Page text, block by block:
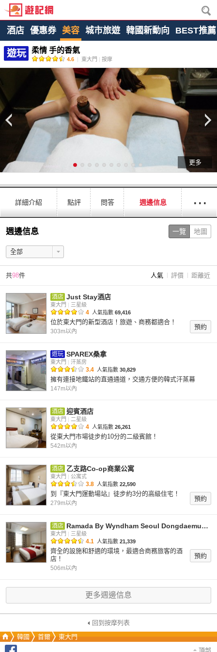
酒店 優惠券 美容 城市旅遊 韓國新動向 BEST推薦
遊玩 柔情 手的香氣
4.6 | 東大門 | 按摩
更多
詳細介紹 點評 問答 週邊信息 ···
週邊信息 一覽 地圖
共98件 人氣 評價 距離近
酒店 Just Stay酒店
東大門 | 三星級
4 人氣指數 69,416
位於東大門的新型酒店！旅遊、商務都適合！
303m以內
預約
遊玩 SPAREX桑拿
東大門 | 汗蒸房
3.4 人氣指數 30,829
擁有連接地鐵站的直通通道，交通方便的韓式汗蒸幕
147m以內
酒店 迎賓酒店
東大門 | 二星級
4 人氣指數 26,261
從東大門市場徒步約10分的二級賓館！
542m以內
酒店 乙支路Co-op商業公寓
東大門 | 公寓式
3.8 人氣指數 22,590
到『東大門運動場站』徒步約3分的高級住宅！
279m以內
預約
酒店 Ramada By Wyndham Seoul Dongdaemun （舊：東大門華美達酒店）
東大門 | 三星級
4.1 人氣指數 21,339
齊全的設施和舒適的環境，最適合商務旅客的酒
店！
506m以內
預約
更多週邊信息
回到按摩列表
韓國
首爾
東大門
頂部